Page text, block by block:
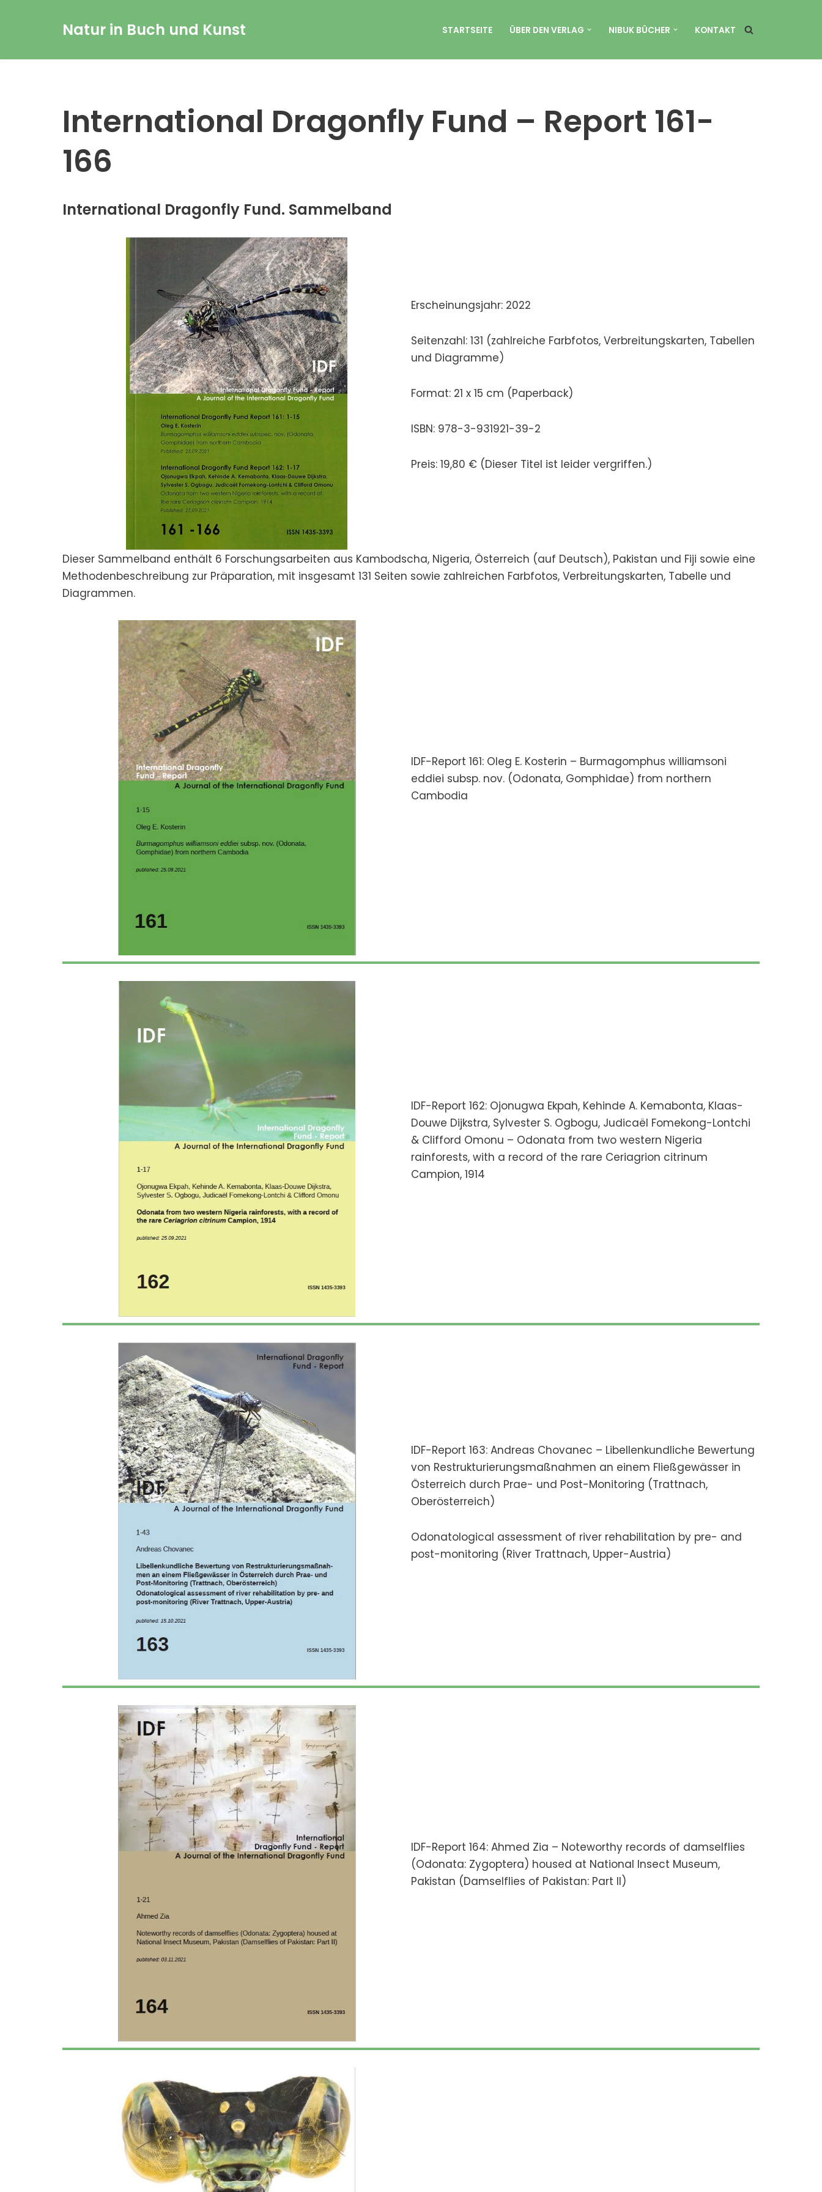
Natur in Buch und Kunst STARTSEITE ÜBER DEN VERLAG NIBUK BÜCHER KONTAKT
International Dragonfly Fund – Report 161-
166
International Dragonfly Fund. Sammelband
Erscheinungsjahr: 2022
Seitenzahl: 131 (zahlreiche Farbfotos, Verbreitungskarten, Tabellen
und Diagramme)
Format: 21 x 15 cm (Paperback)
ISBN: 978-3-931921-39-2
Preis: 19,80 € (Dieser Titel ist leider vergriffen.)
Dieser Sammelband enthält 6 Forschungsarbeiten aus Kambodscha, Nigeria, Österreich (auf Deutsch), Pakistan und Fiji sowie eine
Methodenbeschreibung zur Präparation, mit insgesamt 131 Seiten sowie zahlreichen Farbfotos, Verbreitungskarten, Tabelle und
Diagrammen.
IDF-Report 161: Oleg E. Kosterin – Burmagomphus williamsoni
eddiei subsp. nov. (Odonata, Gomphidae) from northern
Cambodia
IDF-Report 162: Ojonugwa Ekpah, Kehinde A. Kemabonta, Klaas-
Douwe Dijkstra, Sylvester S. Ogbogu, Judicaël Fomekong-Lontchi
& Clifford Omonu – Odonata from two western Nigeria
rainforests, with a record of the rare Ceriagrion citrinum
Campion, 1914
IDF-Report 163: Andreas Chovanec – Libellenkundliche Bewertung
von Restrukturierungsmaßnahmen an einem Fließgewässer in
Österreich durch Prae- und Post-Monitoring (Trattnach,
Oberösterreich)
Odonatological assessment of river rehabilitation by pre- and
post-monitoring (River Trattnach, Upper-Austria)
IDF-Report 164: Ahmed Zia – Noteworthy records of damselflies
(Odonata: Zygoptera) housed at National Insect Museum,
Pakistan (Damselflies of Pakistan: Part II)